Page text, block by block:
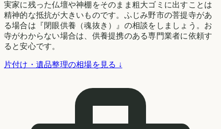
実家に残った仏壇や神棚をそのまま粗大ゴミに出すことは
精神的な抵抗が大きいものです。ふじみ野市の菩提寺があ
る場合は『閉眼供養（魂抜き）』の相談をしましょう。お
寺がわからない場合は、供養提携のある専門業者に依頼す
ると安心です。
片付け・遺品整理の相場を見る ↓